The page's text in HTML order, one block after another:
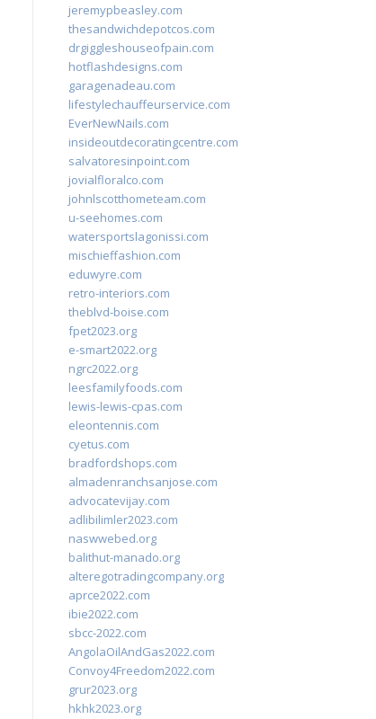
jeremypbeasley.com
thesandwichdepotcos.com
drgiggleshouseofpain.com
hotflashdesigns.com
garagenadeau.com
lifestylechauffeurservice.com
EverNewNails.com
insideoutdecoratingcentre.com
salvatoresinpoint.com
jovialfloralco.com
johnlscotthometeam.com
u-seehomes.com
watersportslagonissi.com
mischieffashion.com
eduwyre.com
retro-interiors.com
theblvd-boise.com
fpet2023.org
e-smart2022.org
ngrc2022.org
leesfamilyfoods.com
lewis-lewis-cpas.com
eleontennis.com
cyetus.com
bradfordshops.com
almadenranchsanjose.com
advocatevijay.com
adlibilimler2023.com
naswwebed.org
balithut-manado.org
alteregotradingcompany.org
aprce2022.com
ibie2022.com
sbcc-2022.com
AngolaOilAndGas2022.com
Convoy4Freedom2022.com
grur2023.org
hkhk2023.org